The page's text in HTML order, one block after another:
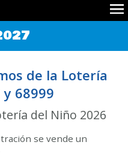
de la Lotería
68999
del Niño 2026
se vende un